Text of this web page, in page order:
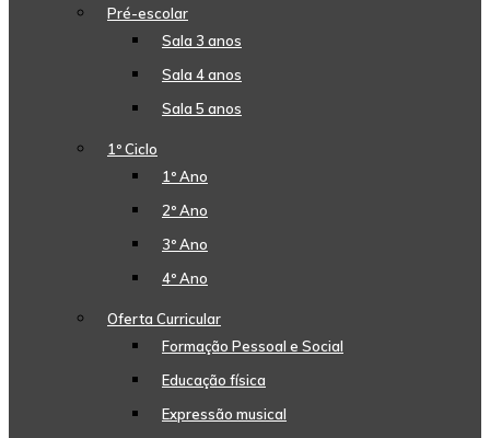
Pré-escolar
Sala 3 anos
Sala 4 anos
Sala 5 anos
1º Ciclo
1º Ano
2º Ano
3º Ano
4º Ano
Oferta Curricular
Formação Pessoal e Social
Educação física
Expressão musical